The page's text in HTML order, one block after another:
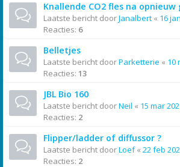
Knallende CO2 fles na
Laatste bericht doorJanalbert « 16
Reacties: 6
Belletjes
Laatste bericht doorParketterie « 10
Reacties: 13
JBL Bio 160
Laatste bericht doorNeil « 15 mar
Reacties: 2
Flipper/ladder of diffussor ?
Laatste bericht doorLoef« 22 feb
Reacties: 2